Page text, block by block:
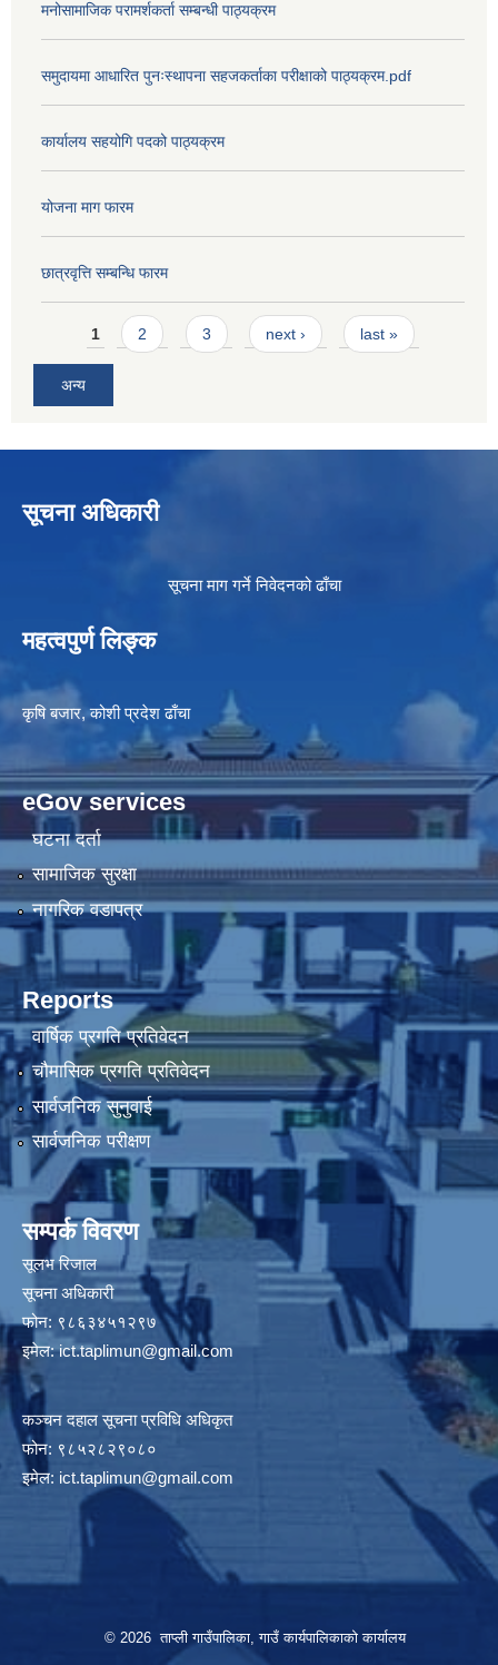
मनोसामाजिक परामर्शकर्ता सम्बन्धी पाठ्यक्रम
समुदायमा आधारित पुनःस्थापना सहजकर्ताका परीक्षाको पाठ्यक्रम.pdf
कार्यालय सहयोगि पदको पाठ्यक्रम
योजना माग फारम
छात्रवृत्ति सम्बन्धि फारम
Pages
1 2 3 next › last »
अन्य
सूचना अधिकारी
सूचना माग गर्ने निवेदनको ढाँचा
महत्वपुर्ण लिङ्क
कृषि बजार, कोशी प्रदेश ढाँचा
eGov services
घटना दर्ता
सामाजिक सुरक्षा
नागरिक वडापत्र
Reports
वार्षिक प्रगति प्रतिवेदन
चौमासिक प्रगति प्रतिवेदन
सार्वजनिक सुनुवाई
सार्वजनिक परीक्षण
सम्पर्क विवरण
सूलभ रिजाल
सूचना अधिकारी
फोन: ९८६३४५१२९७
इमेल:ict.taplimun@gmail.com
कञ्‍चन दहाल सूचना प्रविधि अधिकृत
फोन: ९८५२८२९०८०
इमेल: ict.taplimun@gmail.com
© 2026 ताप्ली गाउँपालिका, गाउँ कार्यपालिकाको कार्यालय